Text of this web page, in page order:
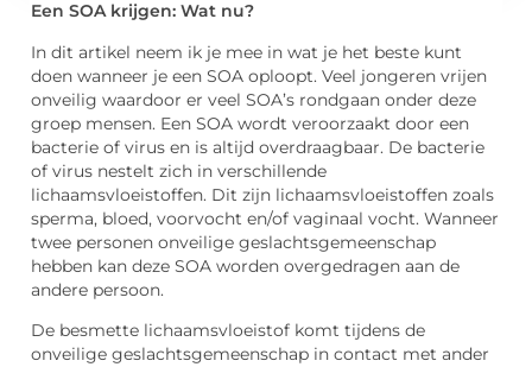
Een SOA krijgen: Wat nu?
In dit artikel neem ik je mee in wat je het beste kunt
doen wanneer je een SOA oploopt. Veel jongeren vrijen
onveilig waardoor er veel SOA’s rondgaan onder deze
groep mensen. Een SOA wordt veroorzaakt door een
bacterie of virus en is altijd overdraagbaar. De bacterie
of virus nestelt zich in verschillende
lichaamsvloeistoffen. Dit zijn lichaamsvloeistoffen zoals
sperma, bloed, voorvocht en/of vaginaal vocht. Wanneer
twee personen onveilige geslachtsgemeenschap
hebben kan deze SOA worden overgedragen aan de
andere persoon.
De besmette lichaamsvloeistof komt tijdens de
onveilige geslachtsgemeenschap in contact met ander